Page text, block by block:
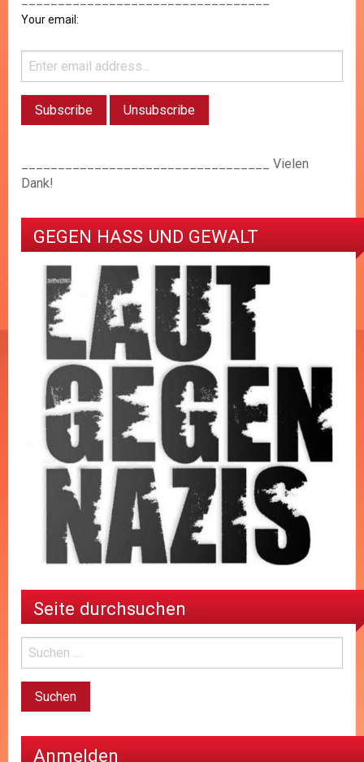
Your email:
__________________________________ Vielen
Dank!
GEGEN HASS UND GEWALT
Seite durchsuchen
Anmelden